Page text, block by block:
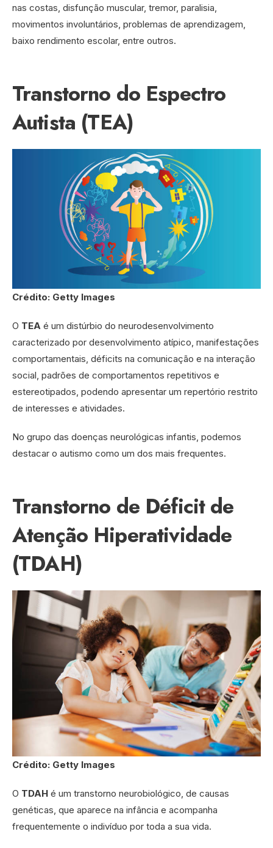
nas costas, disfunção muscular, tremor, paralisia,
movimentos involuntários, problemas de aprendizagem,
baixo rendimento escolar, entre outros.
Transtorno do Espectro
Autista (TEA)
Crédito: Getty Images
O TEA é um distúrbio do neurodesenvolvimento
caracterizado por desenvolvimento atípico, manifestações
comportamentais, déficits na comunicação e na interação
social, padrões de comportamentos repetitivos e
estereotipados, podendo apresentar um repertório restrito
de interesses e atividades.
No grupo das doenças neurológicas infantis, podemos
destacar o autismo como um dos mais frequentes.
Transtorno de Déficit de
Atenção Hiperatividade
(TDAH)
Crédito: Getty Images
O TDAH é um transtorno neurobiológico, de causas
genéticas, que aparece na infância e acompanha
frequentemente o indivíduo por toda a sua vida.